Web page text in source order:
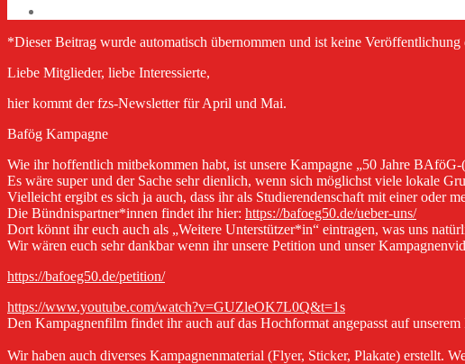
*Dieser Beitrag wurde automatisch übernommen und ist keine
Liebe Mitglieder, liebe Interessierte,
hier kommt der fzs-Newsletter für April und Mai.
Bafög Kampagne
Wie ihr hoffentlich mitbekommen habt, ist unsere Kampagne „50 Jahre
Es wäre super und der Sache sehr dienlich, wenn sich möglichst viele lokale
Vielleicht ergibt es sich ja auch, dass ihr als Studierendenschaft mit einer oder
Die Bündnispartner*innen findet ihr hier: https://bafoeg50.de/ueber-uns/
Dort könnt ihr euch auch als „Weitere Unterstützer*in“ eintragen, was uns
Wir wären euch sehr dankbar wenn ihr unsere Petition und unser
https://bafoeg50.de/petition/
https://www.youtube.com/watch?v=GUZleOK7L0Q&t=1s
Den Kampagnenfilm findet ihr auch auf das Hochformat angepasst auf
Wir haben auch diverses Kampagnenmaterial (Flyer, Sticker, Plakate) erstellt.